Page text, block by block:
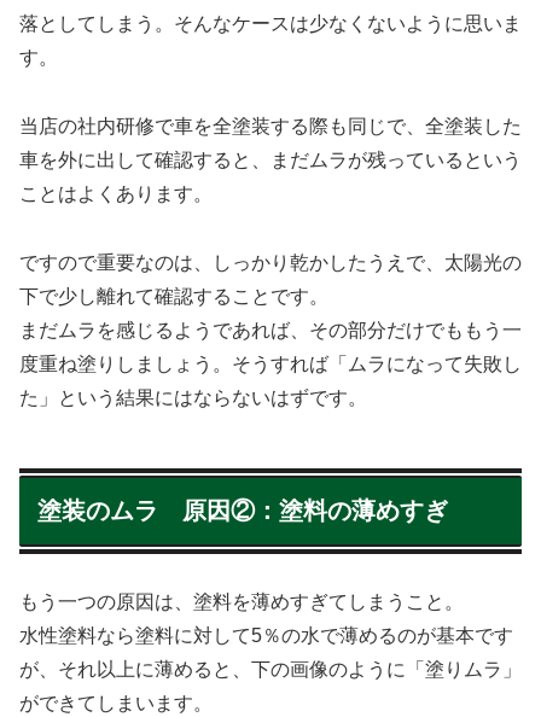
落としてしまう。そんなケースは少なくないように思いま
す。
当店の社内研修で車を全塗装する際も同じで、全塗装した
車を外に出して確認すると、まだムラが残っているという
ことはよくあります。
ですので重要なのは、しっかり乾かしたうえで、太陽光の
下で少し離れて確認することです。
まだムラを感じるようであれば、その部分だけでももう一
度重ね塗りしましょう。そうすれば「ムラになって失敗し
た」という結果にはならないはずです。
塗装のムラ 原因②：塗料の薄めすぎ
もう一つの原因は、塗料を薄めすぎてしまうこと。
水性塗料なら塗料に対して5％の水で薄めるのが基本です
が、それ以上に薄めると、下の画像のように「塗りムラ」
ができてしまいます。